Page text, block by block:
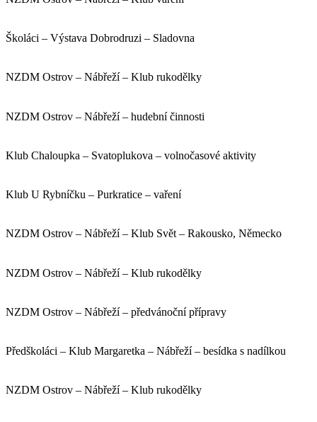
Školáci – Výstava Dobrodruzi – Sladovna
NZDM Ostrov – Nábřeží – Klub rukodělky
NZDM Ostrov – Nábřeží – hudební činnosti
Klub Chaloupka – Svatoplukova – volnočasové aktivity
Klub U Rybníčku – Purkratice – vaření
NZDM Ostrov – Nábřeží – Klub Svět – Rakousko, Německo
NZDM Ostrov – Nábřeží – Klub rukodělky
NZDM Ostrov – Nábřeží – předvánoční přípravy
Předškoláci – Klub Margaretka – Nábřeží – besídka s nadílkou
NZDM Ostrov – Nábřeží – Klub rukodělky